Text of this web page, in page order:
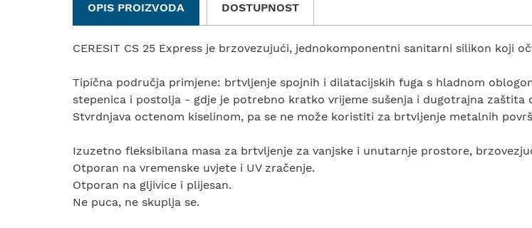
OPIS PROIZVODA DOSTUPNOST
CERESIT CS 25 Express je brzovezujući, jednokomponentni sanitarni silikon koji
Tipična područja primjene: brtvljenje spojnih i dilatacijskih fuga s hladnom
stepenica i postolja - gdje je potrebno kratko vrijeme sušenja i dugotrajna zaštita
Stvrdnjava octenom kiselinom, pa se ne može koristiti za brtvljenje metalnih
Izuzetno fleksibilana masa za brtvljenje za vanjske i unutarnje prostore,
Otporan na vremenske uvjete i UV zračenje.
Otporan na gljivice i plijesan.
Ne puca, ne skuplja se.